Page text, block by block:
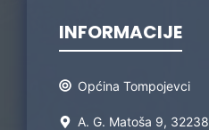
INFORMACIJE
Općina Tompojevci
A. G. Matoša 9,